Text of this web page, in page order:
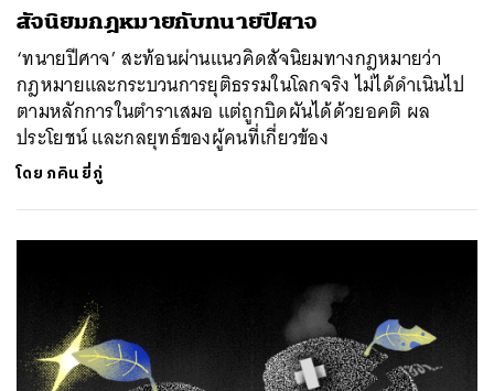
สัจนิยมกฎหมายกับทนายปีศาจ
‘ทนายปีศาจ’ สะท้อนผ่านแนวคิดสัจนิยมทางกฎหมายว่า
กฎหมายและกระบวนการยุติธรรมในโลกจริง ไม่ได้ดำเนินไป
ตามหลักการในตำราเสมอ แต่ถูกบิดผันได้ด้วยอคติ ผล
ประโยชน์ และกลยุทธ์ของผู้คนที่เกี่ยวข้อง
โดย ภคิน ยี่ภู่